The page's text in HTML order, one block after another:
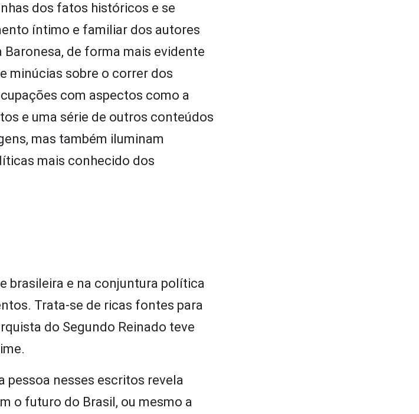
dos fatos históricos e se
íntimo e familiar dos autores
de forma mais evidente
minúcias sobre o correr dos
com aspectos como a
e uma série de outros conteúdos
mas também iluminam
mais conhecido dos
brasileira e na conjuntura política
Trata-se de ricas fontes para
do Segundo Reinado teve
pessoa nesses escritos revela
o futuro do Brasil, ou mesmo a